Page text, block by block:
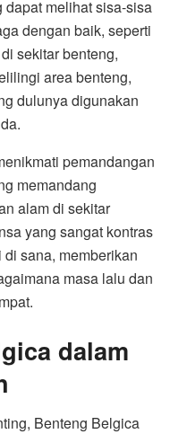
melihat sisa-sisa
dengan baik, seperti
sekitar benteng,
area benteng,
dulunya digunakan
pemandangan
memandang
alam di sekitar
yang sangat kontras
sana, memberikan
masa lalu dan
dalam
Benteng Belgica